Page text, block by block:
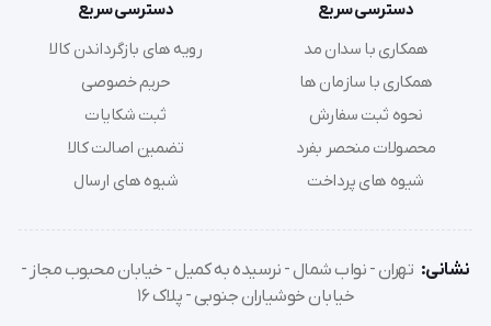
دسترسی سریع
همکاری با سدان مد
همکاری با سازمان ها
نحوه ثبت سفارش
محصولات منحصر بفرد
شیوه های پرداخت
دسترسی سریع
رویه های بازگرداندن کالا
حریم خصوصی
ثبت شکایات
تضمین اصالت کالا
شیوه های ارسال
نشانی: تهران - نواب شمال - نرسیده به کمیل - خیابان محبوب مجاز -
خیابان خوشیاران جنوبی - پلاک 16